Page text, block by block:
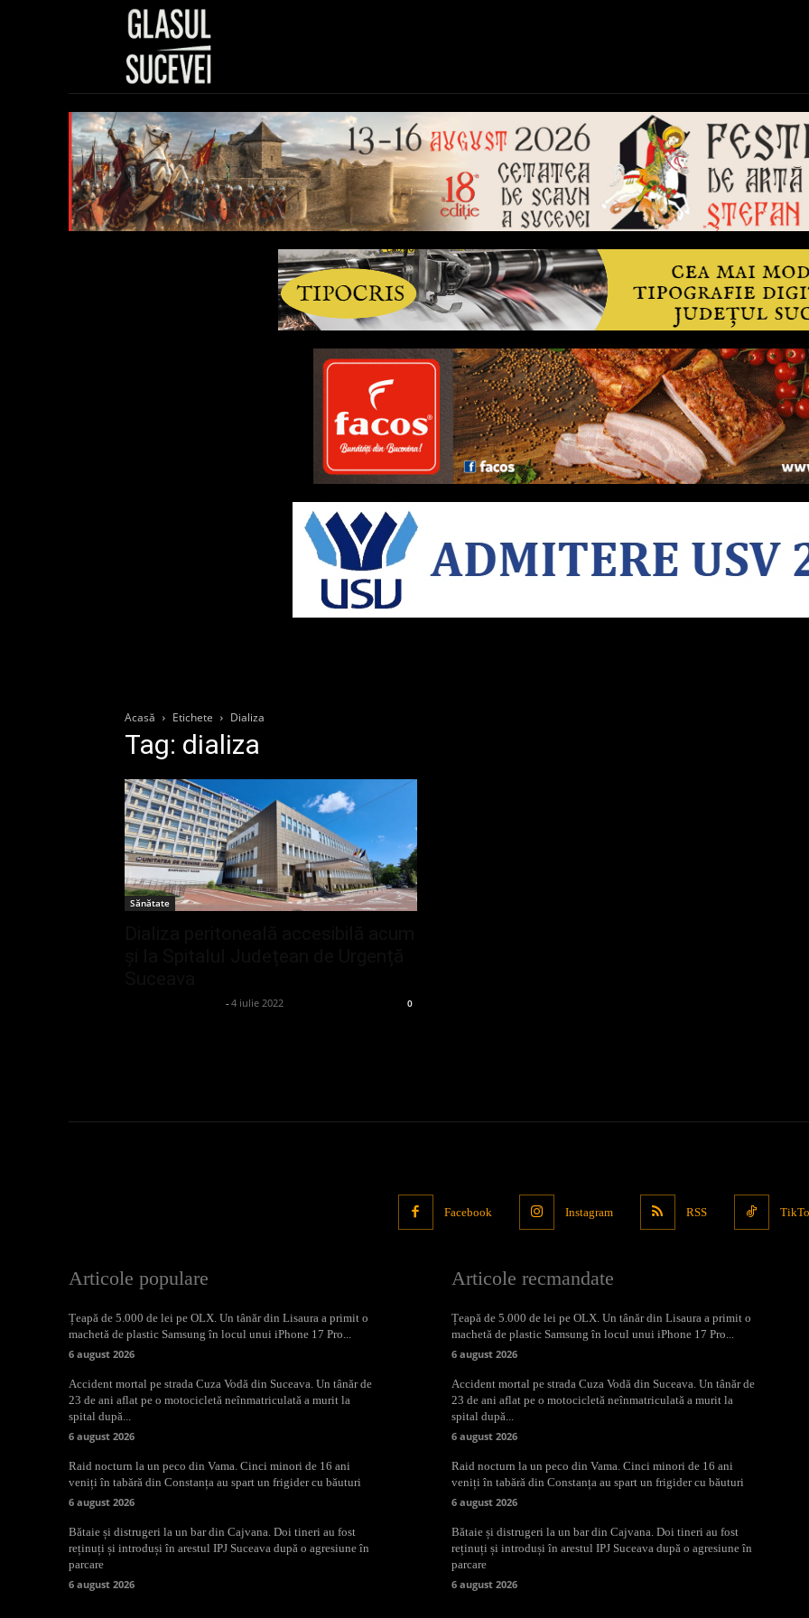
Acasă Etichete Dializa
Tag: dializa
Sănătate
- 4 iulie 2022 0
Facebook Instagram RSS
Articole populare
Țeapă de 5.000 de lei pe OLX. Un tânăr din Lisaura a primit o
machetă de plastic Samsung în locul unui iPhone 17 Pro...
6 august 2026
Accident mortal pe strada Cuza Vodă din Suceava. Un tânăr de
23 de ani aflat pe o motocicletă neînmatriculată a murit la
spital după...
6 august 2026
Raid nocturn la un peco din Vama. Cinci minori de 16 ani
veniți în tabără din Constanța au spart un frigider cu băuturi
6 august 2026
Bătaie și distrugeri la un bar din Cajvana. Doi tineri au fost
reținuți și introduși în arestul IPJ Suceava după o agresiune în
parcare
6 august 2026
Articole recmandate
Țeapă de 5.000 de lei pe OLX. Un tânăr din Lisaura a primit o
machetă de plastic Samsung în locul unui iPhone 17 Pro...
6 august 2026
Accident mortal pe strada Cuza Vodă din Suceava. Un tânăr de
23 de ani aflat pe o motocicletă neînmatriculată a murit la
spital după...
6 august 2026
Raid nocturn la un peco din Vama. Cinci minori de 16 ani
veniți în tabără din Constanța au spart un frigider cu băuturi
6 august 2026
Bătaie și distrugeri la un bar din Cajvana. Doi tineri au fost
reținuți și introduși în arestul IPJ Suceava după o agresiune în
parcare
6 august 2026